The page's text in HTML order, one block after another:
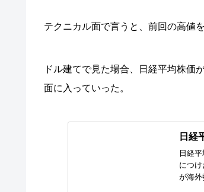
テクニカル面で言うと、前回の高値
ドル建てで見た場合、日経平均株価
面に入っていった。
日経
日経
につ
が海外